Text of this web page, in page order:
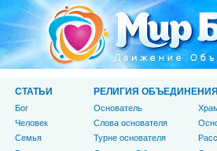
СТАТЬИ
Бог
Человек
Cемья
РЕЛИГИЯ ОБЪЕДИНЕНИЯ
Основатель
Слова основателя
Турне основателя